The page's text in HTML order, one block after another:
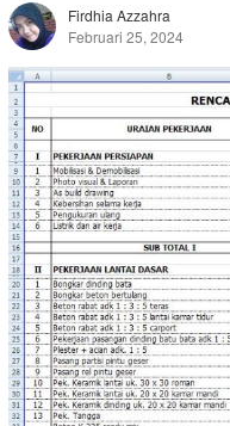
Firdhia Azzahra
Februari 25, 2024